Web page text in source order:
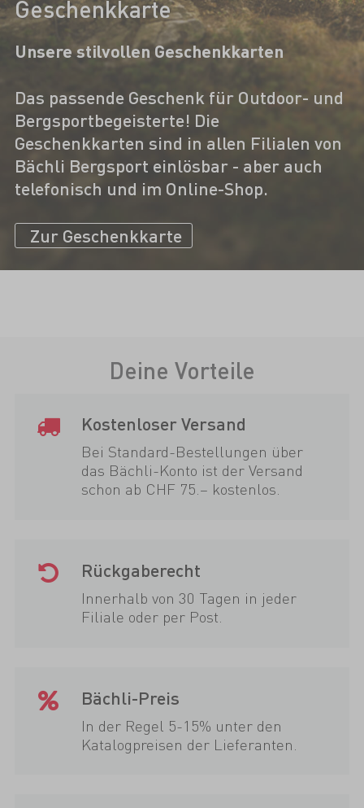
Geschenkkarte
Unsere stilvollen Geschenkkarten
Das passende Geschenk für Outdoor- und
Bergsportbegeisterte! Die
Geschenkkarten sind in allen Filialen von
Bächli Bergsport einlösbar - aber auch
telefonisch und im Online-Shop.
Zur Geschenkkarte
Deine Vorteile
Kostenloser Versand
Bei Standard-Bestellungen über
das Bächli-Konto ist der Versand
schon ab CHF 75.– kostenlos.
Rückgaberecht
Innerhalb von 30 Tagen in jeder
Filiale oder per Post.
Bächli-Preis
In der Regel 5-15% unter den
Katalogpreisen der Lieferanten.